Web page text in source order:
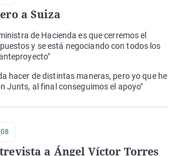
a Suiza
de Hacienda es que cerremos el
y se está negociando con todos los
hacer de distintas maneras, pero yo que he
Junts, al final conseguimos el apoyo"
a Ángel Víctor Torres